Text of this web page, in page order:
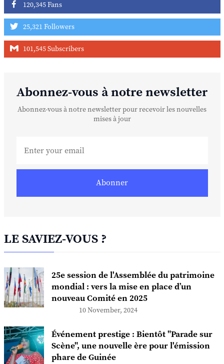
120,345 Fans
25,321 Followers
101,545 Subscribers
Abonnez-vous à notre newsletter
Abonnez-vous à notre newsletter pour recevoir les nouvelles
mises à jour
Abonner
LE SAVIEZ-VOUS ?
25e session de l'Assemblée du patrimoine
mondial : vers la mise en place d’un
nouveau Comité en 2025
10 November, 2024
Événement prestige : Bientôt "Parade sur
Scène", une nouvelle ère pour l'émission
phare de Guinée